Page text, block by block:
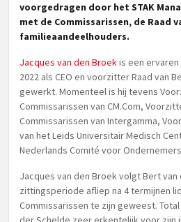
voorgedragen door het STAK
met de Commissarissen, de Raad
familieaandeelhouders.
Jacques van den Broekis een
2022 als CEO en voorzitter Raad van
gewerkt. Momenteel is hij tevens
Commissarissen van CM.Com,
Commissarissen van Intergamma,
van het Leids Universitair Medisch
Nederlands Comité voor
Jacques van den Broek volgt Bert
zittingsperiode afliep na 4 termijnen
Commissarissen te zijn geweest. Total